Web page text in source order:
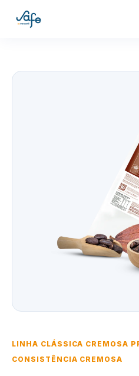
LINHA CLÁSSICA CREMOSA
CONSISTÊNCIA CREMOSA